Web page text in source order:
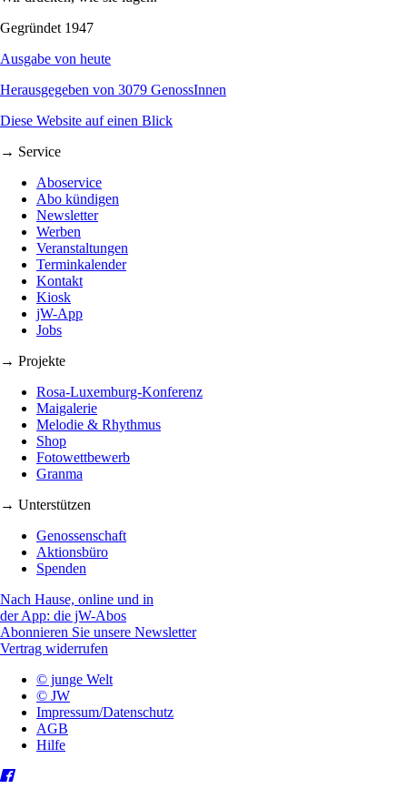
Gegründet 1947
Ausgabe von heute
Herausgegeben von 3079 GenossInnen
Diese Website auf einen Blick
→ Service
Aboservice
Abo kündigen
Newsletter
Werben
Veranstaltungen
Terminkalender
Kontakt
Kiosk
jW-App
Jobs
→ Projekte
Rosa-Luxemburg-Konferenz
Maigalerie
Melodie & Rhythmus
Shop
Fotowettbewerb
Granma
→ Unterstützen
Genossenschaft
Aktionsbüro
Spenden
Nach Hause, online und in
der App: die jW-Abos
Abonnieren Sie unsere Newsletter
Vertrag widerrufen
© junge Welt
© JW
Impressum/Datenschutz
AGB
Hilfe